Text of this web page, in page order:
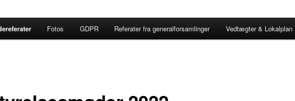
Fotos GDPR Referater fra generalforsamlinger Vedtægter & Lokalplan